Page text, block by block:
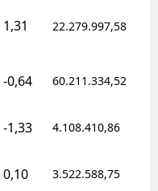
1,31 22.279.997,58
-0,64 60.211.334,52
-1,33 4.108.410,86
0,10 3.522.588,75